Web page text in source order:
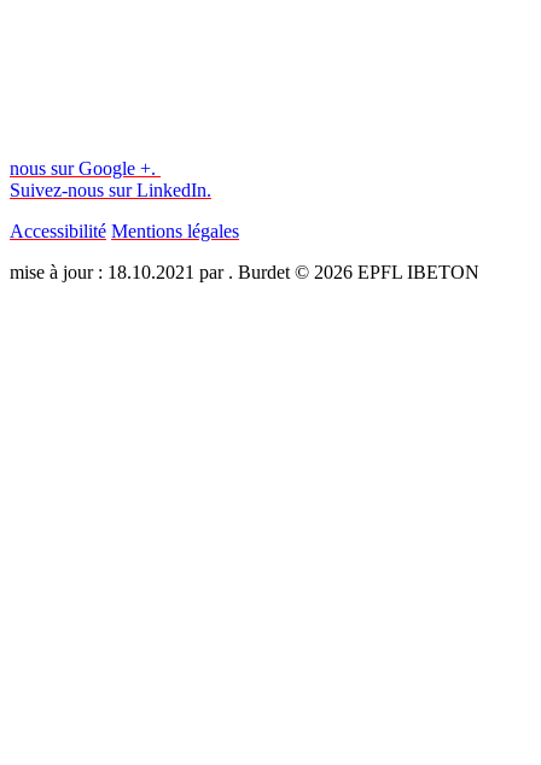
nous sur Google +.
Suivez-nous sur LinkedIn.
Accessibilité Mentions légales
mise à jour : 18.10.2021 par . Burdet © 2026 EPFL IBETON